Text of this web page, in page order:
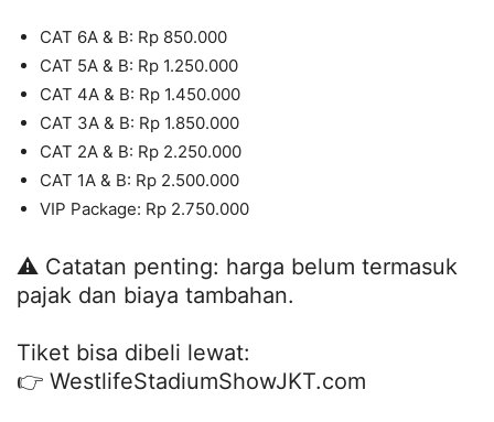
CAT 6A & B: Rp 850.000
CAT 5A & B: Rp 1.250.000
CAT 4A & B: Rp 1.450.000
CAT 3A & B: Rp 1.850.000
CAT 2A & B: Rp 2.250.000
CAT 1A & B: Rp 2.500.000
VIP Package: Rp 2.750.000
⚠️ Catatan penting: harga belum termasuk
pajak dan biaya tambahan.
Tiket bisa dibeli lewat:
👉 WestlifeStadiumShowJKT.com